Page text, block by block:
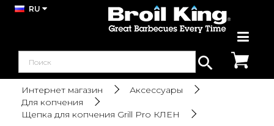
RU
Интернет магазин
Аксессуары
Для копчения
Щепка для копчения Grill Pro КЛЕН